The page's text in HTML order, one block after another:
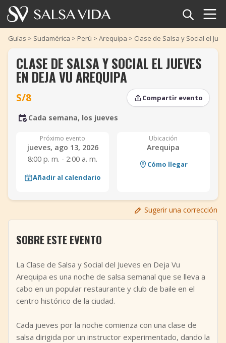
Inicio
Eventos
Artículos
Glosario
Añadir evento
Guías > Sudamérica > Perú > Arequipa > Clase de Salsa y Social el
‹
‹
CLASE DE SALSA Y SOCIAL EL JUEVES
EN DEJA VU AREQUIPA
S/8 Compartir evento
Cada semana, los jueves
Próximo evento
jueves, ago 13, 2026
8:00 p. m. - 2:00 a. m.
Añadir al calendario
Ubicación
Arequipa
Cómo llegar
Sugerir una corrección
SOBRE ESTE EVENTO
La Clase de Salsa y Social del Jueves en Deja Vu
Arequipa es una noche de salsa semanal que se lleva a
cabo en un popular restaurante y club de baile en el
centro histórico de la ciudad.
Cada jueves por la noche comienza con una clase de
salsa dirigida por un instructor experimentado, dando la